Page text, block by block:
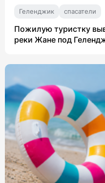
Геленджик спасатели
Пожилую туристку
реки Жане под